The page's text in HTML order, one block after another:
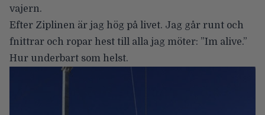
vajern.
Efter Ziplinen är jag hög på livet. Jag går runt och
fnittrar och ropar hest till alla jag möter: ”Im alive.”
Hur underbart som helst.